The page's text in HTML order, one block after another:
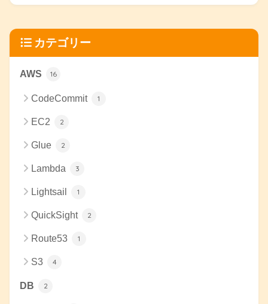
カテゴリー
AWS 16
CodeCommit 1
EC2 2
Glue 2
Lambda 3
Lightsail 1
QuickSight 2
Route53 1
S3 4
DB 2